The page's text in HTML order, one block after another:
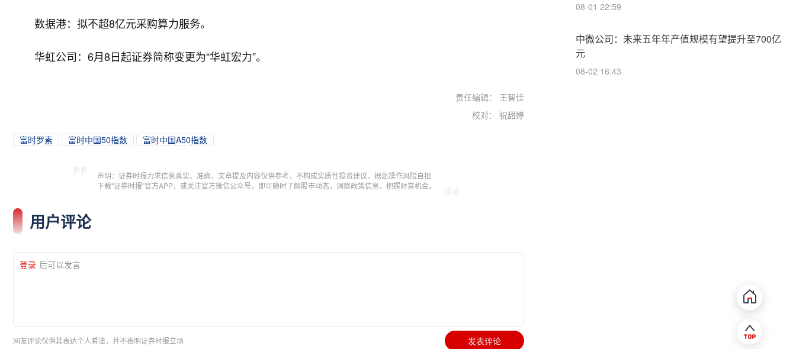
数据港：拟不超8亿元采购算力服务。
华虹公司：6月8日起证券简称变更为“华虹宏力”。
责任编辑： 王智佳
校对： 祝甜婷
富时罗素 富时中国50指数 富时中国A50指数
声明：证券时报力求信息真实、准确，文章提及内容仅供参考，不构成实质性投资建议，据此操作风险自担
下载"证券时报"官方APP，或关注官方微信公众号，即可随时了解股市动态，洞察政策信息，把握财富机会。
用户评论
登录 后可以发言
网友评论仅供其表达个人看法，并不表明证券时报立场 发表评论
08-01 22:59
中微公司：未来五年年产值规模有望提升至700亿
元
08-02 16:43